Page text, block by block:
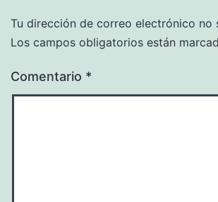
Tu dirección de correo electrónico no
Los campos obligatorios están
Comentario *